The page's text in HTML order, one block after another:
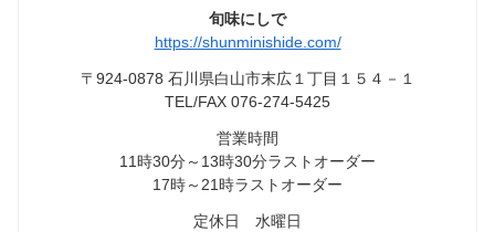
旬味にしで
https://shunminishide.com/
〒924-0878 石川県白山市末広１丁目１５４－１
TEL/FAX 076-274-5425
営業時間
11時30分～13時30分ラストオーダー
17時～21時ラストオーダー
定休日 水曜日